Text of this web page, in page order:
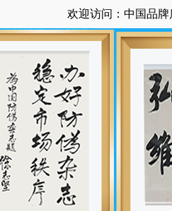
欢迎访问：中国品牌质量网-